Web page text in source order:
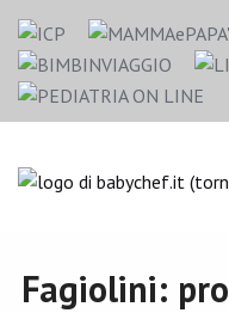
Fagiolini: